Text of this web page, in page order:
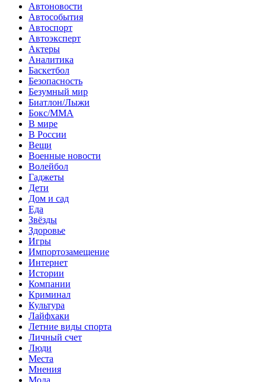
Автоновости
Автособытия
Автоспорт
Автоэксперт
Актеры
Аналитика
Баскетбол
Безопасность
Безумный мир
Биатлон/Лыжи
Бокс/MMA
В мире
В России
Вещи
Военные новости
Волейбол
Гаджеты
Дети
Дом и сад
Еда
Звёзды
Здоровье
Игры
Импортозамещение
Интернет
Истории
Компании
Криминал
Культура
Лайфхаки
Летние виды спорта
Личный счет
Люди
Места
Мнения
Мода